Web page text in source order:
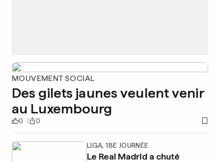
MOUVEMENT SOCIAL
Des gilets jaunes veulent venir
au Luxembourg
0 0
LIGA, 18E JOURNÉE
Le Real Madrid a chuté